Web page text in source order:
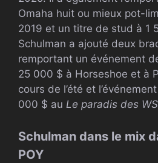
Omaha huit ou mieux pot-
2019 et un titre de stud à 1
Schulman a ajouté deux
remportant un événement
25 000 $ à Horseshoe et à
cours de l’été et
000 $ au Le paradis des
Schulman dans le mix
POY